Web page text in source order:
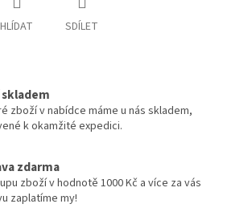
HLÍDAT SDÍLET
zboží v nabídce máme u nás skladem,
k okamžité expedici.
zdarma
zboží v hodnotě 1000 Kč a více za vás
zaplatíme my!